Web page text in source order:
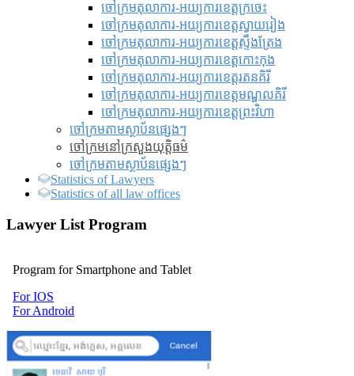
ចៅក្រមតុលាការ-អយ្យការខេត្តក្រចេះ
ចៅក្រមតុលាការ-អយ្យការខេត្តស្វាយរៀង
ចៅក្រមតុលាការ-អយ្យការខេត្តស្ទឹងត្រែង
ចៅក្រមតុលាការ-អយ្យការខេត្តកោះកុង
ចៅក្រមតុលាការ-អយ្យការខេត្តរតនគិរី
ចៅក្រមតុលាការ-អយ្យការខេត្តមណ្ឌលគិរី
ចៅក្រមតុលាការ-អយ្យការខេត្តព្រះវិហា
ចៅក្រមតាមស្ថាប័នផ្សេងៗ
ចៅក្រមនៅក្រសួងយុត្តិធម៌
ចៅក្រមតាមស្ថាប័នផ្សេងៗ
Statistics of Lawyers
Statistics of all law offices
Lawyer List Program
Program for Smartphone and Tablet
For IOS
For Android